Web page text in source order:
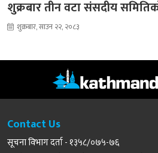
शुक्रबार तीन वटा संसदीय
शुक्रबार, साउन २२, २०८३
Contact Us
सूचना विभाग दर्ता - १३५८/०७५-७६